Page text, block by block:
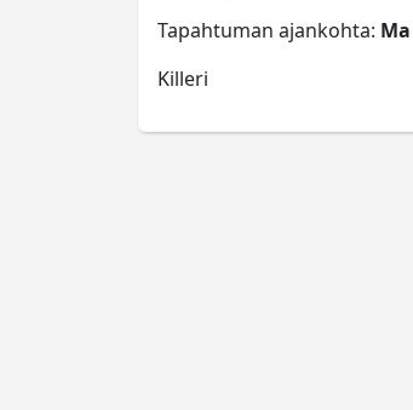
Tapahtuman ajankohta:
Killeri